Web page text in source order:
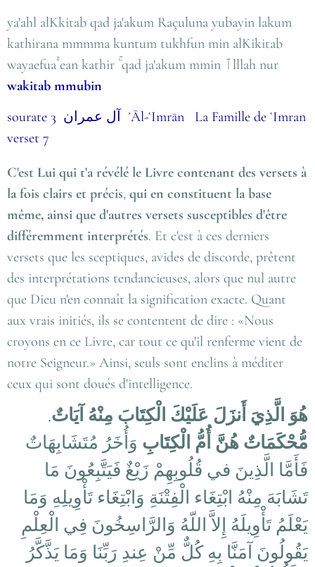
ya'ahl alKkitab qad ja'akum Raçuluna yubayin lakum
kathirana mmmma kuntum tukhfun min alKikitab
wayaefua۟ ean kathir ۚ qad ja'akum mmin ٱlllah nur
wakitab mmubin
sourate 3 آل عمران ʾĀl-ʿImrān La Famille de ʿImran
verset 7
C'est Lui qui t'a révélé le Livre contenant des versets à
la fois clairs et précis, qui en constituent la base
même, ainsi que d'autres versets susceptibles d'être
différemment interprétés. Et c'est à ces derniers
versets que les sceptiques, avides de discorde, prêtent
des interprétations tendancieuses, alors que nul autre
que Dieu n'en connaît la signification exacte. Quant
aux vrais initiés, ils se contentent de dire : «Nous
croyons en ce Livre, car tout ce qu'il renferme vient de
notre Seigneur.» Ainsi, seuls sont enclins à méditer
ceux qui sont doués d'intelligence.
.هُوَ الَّذِيَ أَنزَلَ عَلَيْكَ الْكِتَابَ مِنْهُ آيَاتٌ
مُّحْكَمَاتٌ هُنَّ أُمُّ الْكِتَابِ وَأُخَرُ مُتَشَابِهَاتٌ
فَأَمَّا الَّذِينَ في قُلُوبِهِمْ زَيْغٌ فَيَتَّبِعُونَ مَا
تَشَابَهَ مِنْهُ ابْتِغَاء الْفِتْنَةِ وَابْتِغَاء تَأْوِيلِهِ وَمَا
يَعْلَمُ تَأْوِيلَهُ إِلاَّ اللّهُ وَالرَّاسِخُونَ فِي الْعِلْمِ
يَقُولُونَ آمَنَّا بِهِ كُلٌّ مِّنْ عِندِ رَبِّنَا وَمَا يَذَّكَّرُ